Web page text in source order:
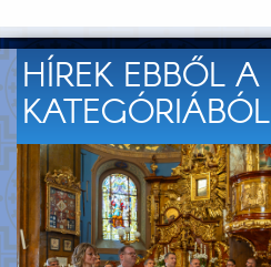
HÍREK EBBŐL A
KATEGÓRIÁBÓL